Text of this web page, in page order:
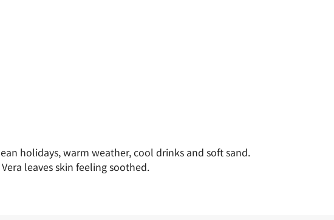
holidays, warm weather, cool drinks and soft sand.
leaves skin feeling soothed.